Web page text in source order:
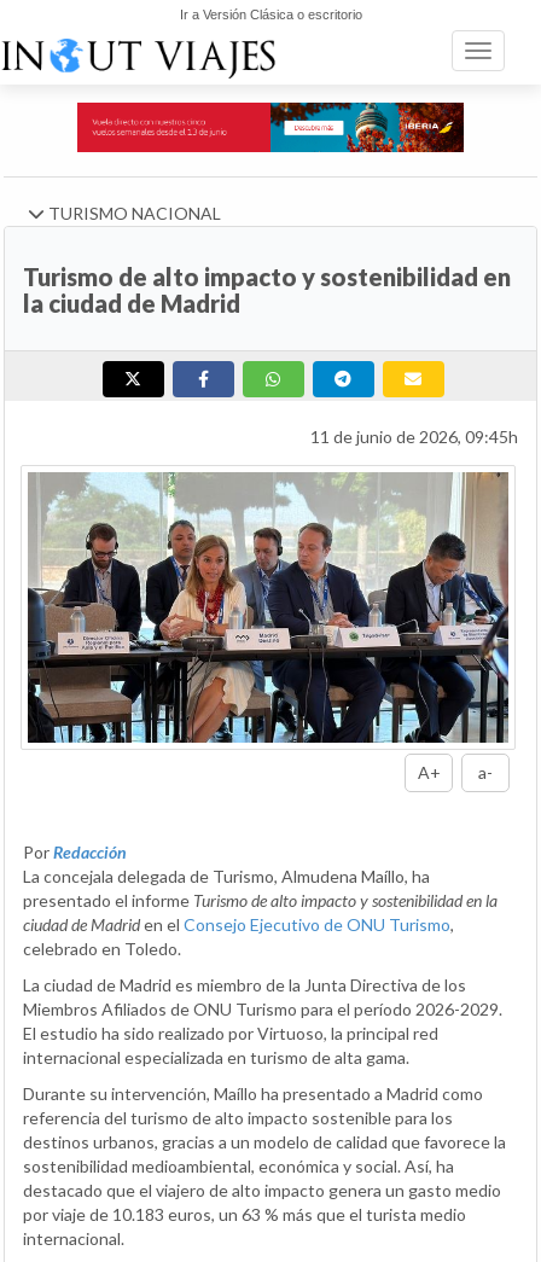
Ir a Versión Clásica o escritorio
Toggle
TURISMO NACIONAL
Turismo de alto impacto y sostenibilidad en
la ciudad de Madrid
11 de junio de 2026, 09:45h
A+ a-
PorRedacción
La concejala delegada de Turismo, Almudena Maíllo, ha
presentado el informe Turismo de alto impacto y sostenibilidad en la
ciudad de Madriden el Consejo Ejecutivo de ONU Turismo,
celebrado en Toledo.
La ciudad de Madrid es miembro de la Junta Directiva de los
Miembros Afiliados de ONU Turismo para el período 2026-2029.
El estudio ha sido realizado por Virtuoso, la principal red
internacional especializada en turismo de alta gama.
Durante su intervención, Maíllo ha presentado a Madrid como
referencia del turismo de alto impacto sostenible para los
destinos urbanos, gracias a un modelo de calidad que favorece la
sostenibilidad medioambiental, económica y social. Así, ha
destacado que el viajero de alto impacto genera un gasto medio
por viaje de 10.183 euros, un 63 % más que el turista medio
internacional.